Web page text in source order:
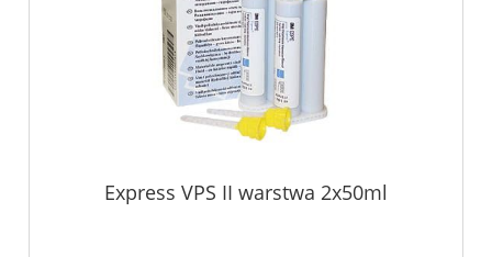
Express VPS II warstwa 2x50ml